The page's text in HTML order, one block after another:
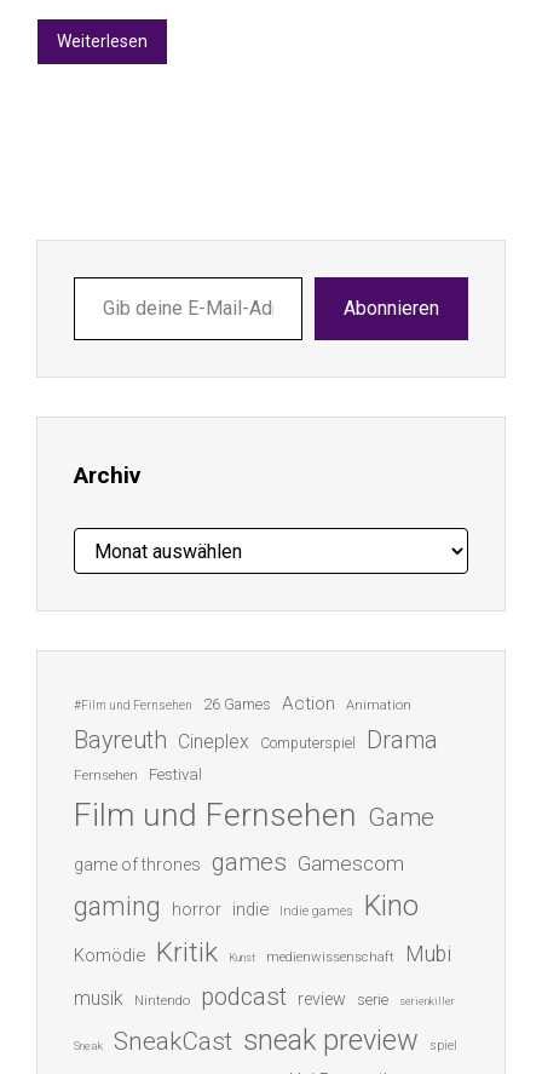
Weiterlesen
deine
E-
ein ...
Abonnieren
Archiv
Archiv
#Film und Fernsehen 26 Games Action Animation
Bayreuth Cineplex Computerspiel Drama
Fernsehen Festival
Film und Fernsehen Game
game of thrones games Gamescom
gaming horror indie Indie games Kino
Komödie Kritik Kunst medienwissenschaft Mubi
musik Nintendo podcast review serie serienkiller
Sneak SneakCast sneak preview spiel